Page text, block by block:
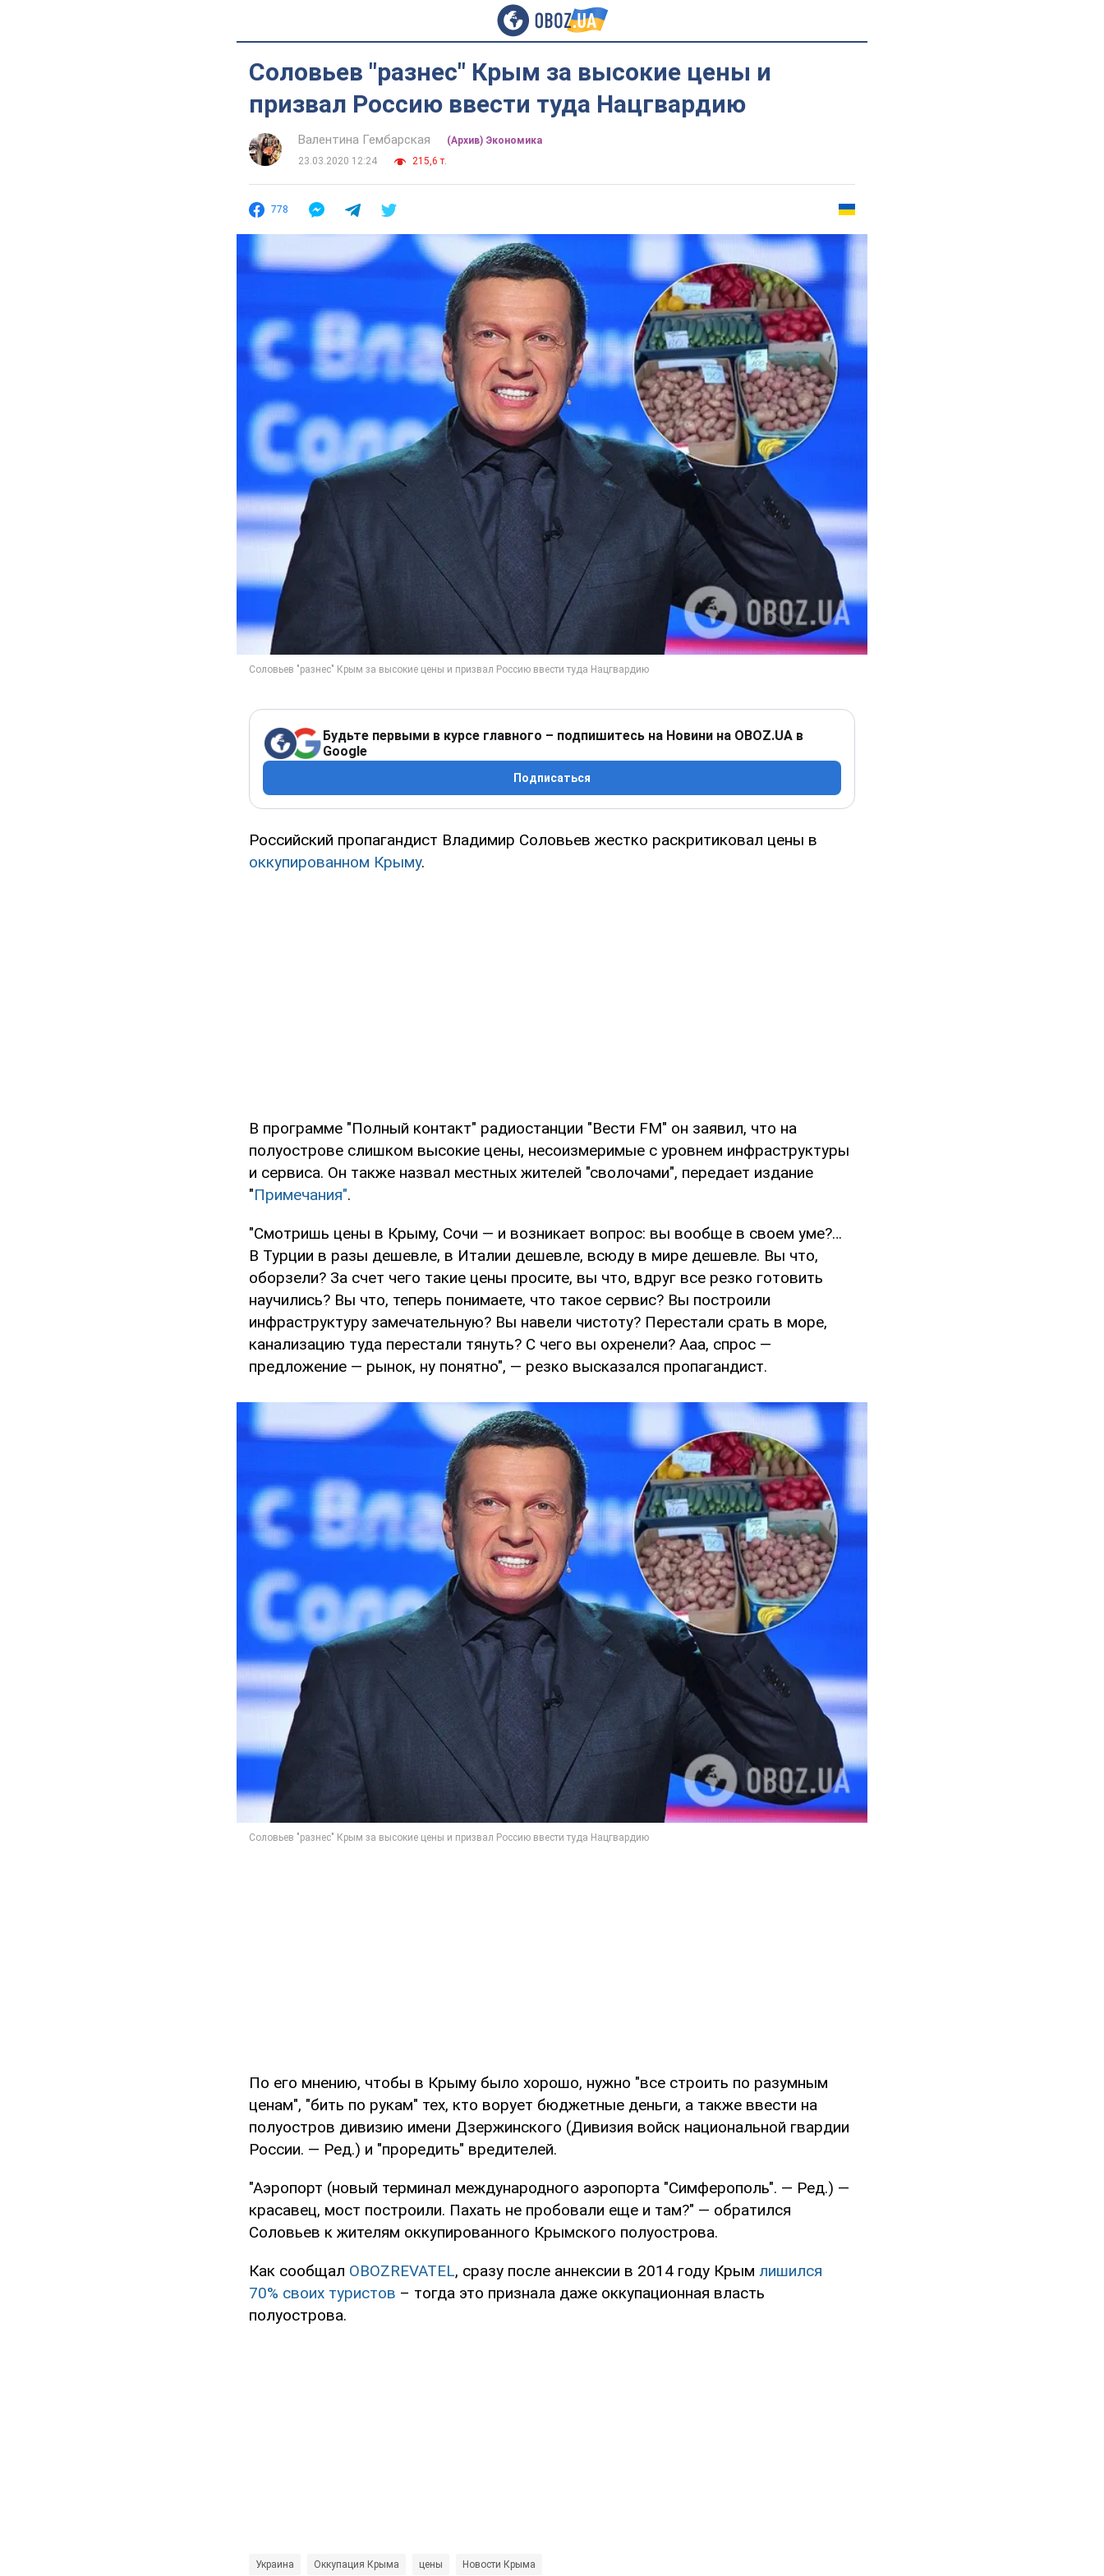
Соловьев "разнес" Крым за высокие цены и
призвал Россию ввести туда Нацгвардию
Валентина Гембарская
(Архив) Экономика
23.03.2020 12:24
215,6 т.
778
Будьте первыми в курсе главного – подпишитесь на Новини на OBOZ.UA в
Google
Подписаться
Российский пропагандист Владимир Соловьев жестко раскритиковал цены в
оккупированном Крыму.
В программе "Полный контакт" радиостанции "Вести FM" он заявил, что на
полуострове слишком высокие цены, несоизмеримые с уровнем инфраструктуры
и сервиса. Он также назвал местных жителей "сволочами", передает издание
"Примечания".
"Смотришь цены в Крыму, Сочи — и возникает вопрос: вы вообще в своем уме?…
В Турции в разы дешевле, в Италии дешевле, всюду в мире дешевле. Вы что,
оборзели? За счет чего такие цены просите, вы что, вдруг все резко готовить
научились? Вы что, теперь понимаете, что такое сервис? Вы построили
инфраструктуру замечательную? Вы навели чистоту? Перестали срать в море,
канализацию туда перестали тянуть? С чего вы охренели? Ааа, спрос —
предложение — рынок, ну понятно", — резко высказался пропагандист.
По его мнению, чтобы в Крыму было хорошо, нужно "все строить по разумным
ценам", "бить по рукам" тех, кто ворует бюджетные деньги, а также ввести на
полуостров дивизию имени Дзержинского (Дивизия войск национальной гвардии
России. — Ред.) и "проредить" вредителей.
"Аэропорт (новый терминал международного аэропорта "Симферополь". — Ред.) —
красавец, мост построили. Пахать не пробовали еще и там?" — обратился
Соловьев к жителям оккупированного Крымского полуострова.
Как сообщал OBOZREVATEL, сразу после аннексии в 2014 году Крым лишился
70% своих туристов – тогда это признала даже оккупационная власть
полуострова.
Украина Оккупация Крыма цены Новости Крыма